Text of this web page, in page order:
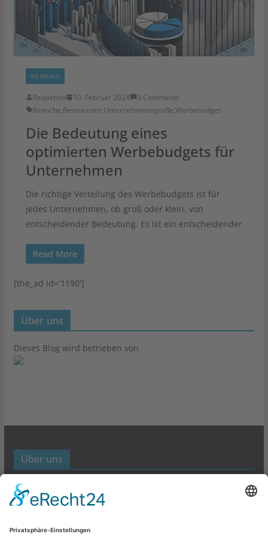
WERBUNG
Redaktion 10. Februar 2024
0 Comments
Branche,Ressourcen,Unternehmensgröße,Werbebudget
Die Bedeutung eines
optimierten Werbebudgets für
Unternehmen
Die richtige Verteilung des Werbebudgets ist für
jedes Unternehmen, ob groß oder klein, von
entscheidender Bedeutung. Es ist ein entscheidender
Read More
[the_ad id='1190']
Über uns
Dieses Blog wird betrieben von
Über uns
Werbund- und Marketing Blog
Links